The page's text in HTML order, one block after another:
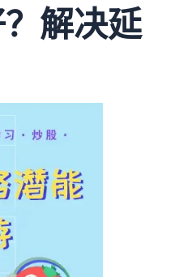
解决延